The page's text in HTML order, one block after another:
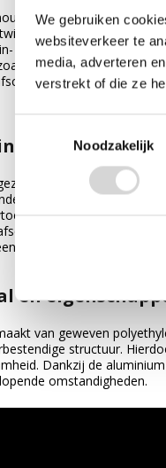
We gebruiken
websiteverkeer te
media, adverteren
verstrekt of die ze
Noodzakelijk
groen van 140 gr/
voor gebruik in
en zwarttinten zorgt
bos, tuin en terrein.
van materialen
in outdoor,
wordt veel gebruikt bij
zoals het
tegen inkijk.
beschutte plek te maken
en
van geweven
structuur.
Dankzij de
omstandigheden.